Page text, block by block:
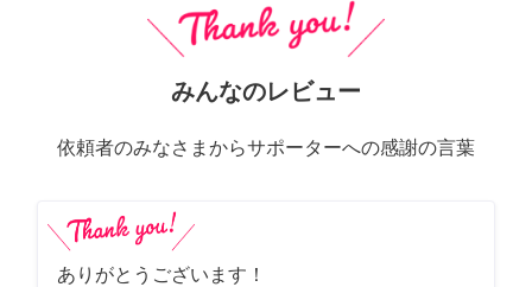
みんなのレビュー
依頼者のみなさまからサポーターへの感謝の言葉
ありがとうございます！